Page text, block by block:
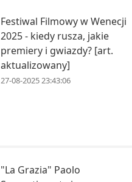
Festiwal Filmowy w Wenecji
2025 - kiedy rusza, jakie
premiery i gwiazdy? [art.
aktualizowany]
27-08-2025 23:43:06
"La Grazia" Paolo